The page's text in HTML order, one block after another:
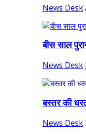
News Desk
बीस साल
News Desk
बस्तर की
News Desk